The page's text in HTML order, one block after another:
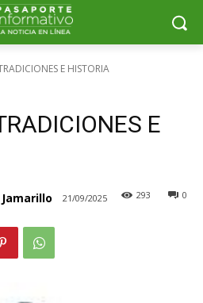
E HISTORIA
E
21/09/2025 0
293